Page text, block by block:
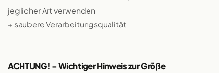
jeglicher Art verwenden
+ saubere Verarbeitungsqualität
ACHTUNG! - Wichtiger Hinweis zur Größe